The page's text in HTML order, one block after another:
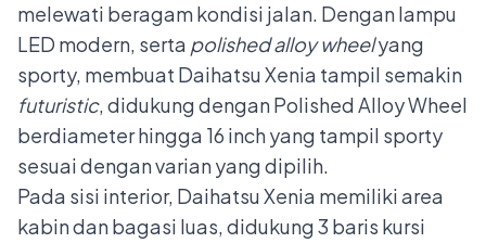
melewati beragam kondisi jalan. Dengan lampu
LED modern, serta polished alloy wheelyang
sporty, membuat Daihatsu Xenia tampil semakin
futuristic, didukung dengan Polished Alloy Wheel
berdiameter hingga 16 inch yang tampil sporty
sesuai dengan varian yang dipilih.
Pada sisi interior, Daihatsu Xenia memiliki area
kabin dan bagasi luas, didukung 3 baris kursi